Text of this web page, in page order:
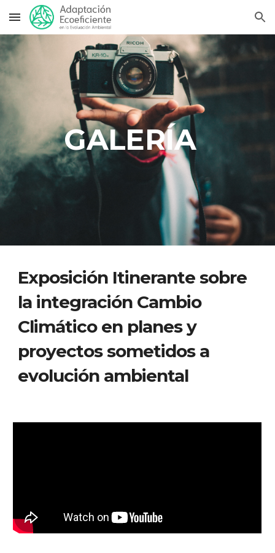
Skip to main content Skip to navigation
GALERÍA
Exposición Itinerante sobre
la integración Cambio
Climático en planes y
proyectos sometidos a
evolución ambiental